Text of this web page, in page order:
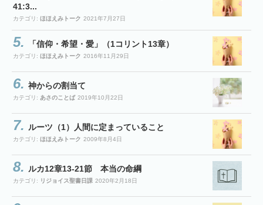
41:3...
カテゴリ: ほほえみトーク 2021年7月27日
「信仰・希望・愛」（1コリント13章）
カテゴリ: ほほえみトーク 2016年11月29日
神からの割当て
カテゴリ: あさのことば 2019年10月22日
ルーツ（1）人間に定まっていること
カテゴリ: ほほえみトーク 2009年8月4日
ルカ12章13-21節 本当の命綱
カテゴリ: リジョイス聖書日課 2020年2月18日